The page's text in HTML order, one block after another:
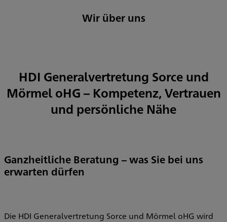
Wir über uns
HDI Generalvertretung Sorce und
Mörmel oHG – Kompetenz, Vertrauen
und persönliche Nähe
Ganzheitliche Beratung – was Sie bei uns
erwarten dürfen
Die HDI Generalvertretung Sorce und Mörmel oHG wird